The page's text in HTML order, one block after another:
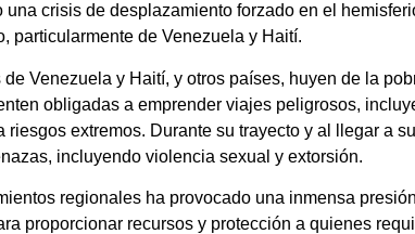
una crisis de desplazamiento forzado en el
particularmente de Venezuela y Haití.
de Venezuela y Haití, y otros países, huyen de la
obligadas a emprender viajes peligrosos,
riesgos extremos. Durante su trayecto y al llegar a
incluyendo violencia sexual y extorsión.
regionales ha provocado una inmensa
proporcionar recursos y protección a quienes